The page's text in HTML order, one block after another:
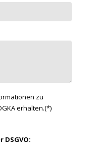
zu
erhalten.(*)